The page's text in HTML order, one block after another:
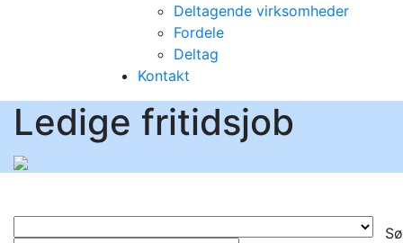
Deltagende virksomheder
Fordele
Deltag
Kontakt
Ledige fritidsjob